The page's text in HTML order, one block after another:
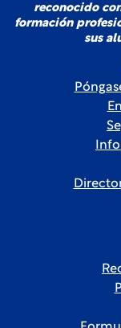
reconocido
formación
sus